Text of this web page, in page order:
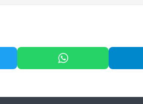
Paylaş WhatsApp'ta